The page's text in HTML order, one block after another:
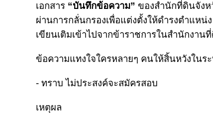
เอกสาร “บันทึกข้อความ” ของสำนักที่ดินจัง
ผ่านการกลั่นกรองเพื่อแต่งตั้งให้ดำรงตำแหน่ง
เขียนเติมเข้าไปจากข้าราชการในสำนักงาน
ข้อความแทงใจใครหลายๆ คนให้สิ้นหวังในร
- ทราบ ไม่ประสงค์จะสมัครสอบ
เหตุผล